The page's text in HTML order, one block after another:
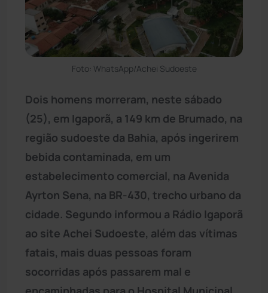
Foto: WhatsApp/Achei Sudoeste
Dois homens morreram, neste sábado
(25), em Igaporã, a 149 km de Brumado, na
região sudoeste da Bahia, após ingerirem
bebida contaminada, em um
estabelecimento comercial, na Avenida
Ayrton Sena, na BR-430, trecho urbano da
cidade. Segundo informou a Rádio Igaporã
ao site Achei Sudoeste, além das vítimas
fatais, mais duas pessoas foram
socorridas após passarem mal e